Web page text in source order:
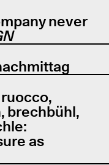
never
brechbühl,
as